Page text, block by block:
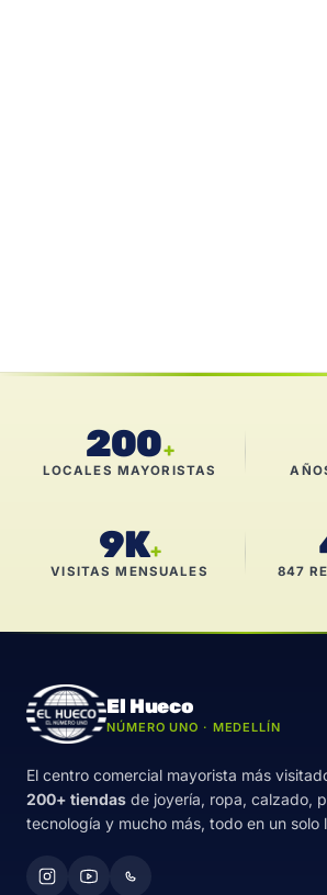
200+
LOCALES MAYORISTAS
9K+
VISITAS MENSUALES 847
El Hueco
NÚMERO UNO · MEDELLÍN
El centro comercial mayorista más
200+ tiendas de joyería, ropa, calzado,
tecnología y mucho más, todo en un